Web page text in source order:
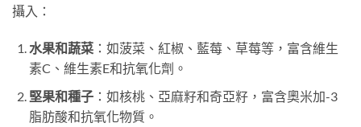
攝入：
水果和蔬菜：如菠菜、紅椒、藍莓、草莓等，富含維生
素C、維生素E和抗氧化劑。
堅果和種子：如核桃、亞麻籽和奇亞籽，富含奧米加-3
脂肪酸和抗氧化物質。